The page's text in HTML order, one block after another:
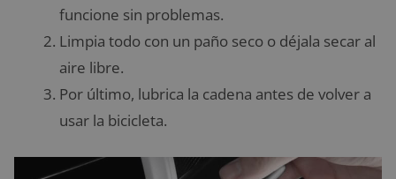
funcione sin problemas.
Limpia todo con un paño seco o déjala secar al
aire libre.
Por último, lubrica la cadena antes de volver a
usar la bicicleta.